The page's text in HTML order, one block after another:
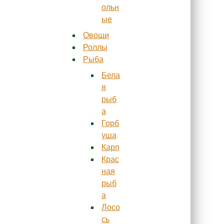
ольн
ые
Овощи
Роллы
Рыба
Бела
я
рыб
а
Горб
уша
Карп
Крас
ная
рыб
а
Лосо
сь